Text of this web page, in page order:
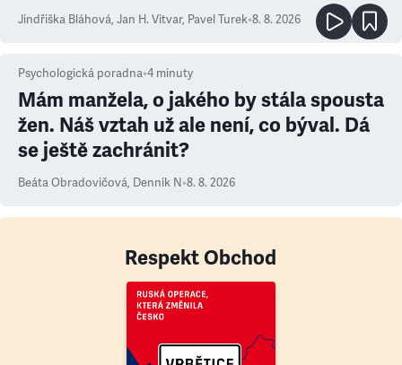
Jindřiška Bláhová, Jan H. Vitvar, Pavel Turek•8. 8. 2026
Psychologická poradna•4 minuty
Mám manžela, o jakého by stála spousta
žen. Náš vztah už ale není, co býval. Dá
se ještě zachránit?
Beáta Obradovičová, Denník N•8. 8. 2026
Respekt Obchod